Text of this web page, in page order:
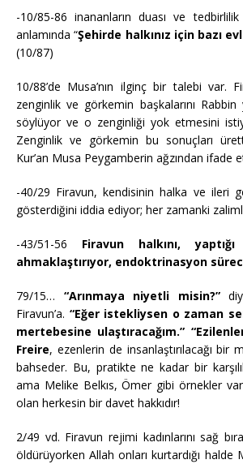
-10/85-86 inananların duası ve
anlamında “Şehirde halkınız için bazı
(10/87)
10/88’de Musa’nın ilginç bir talebi var.
zenginlik ve görkemin başkalarını
söylüyor ve o zenginliği yok etmesini
Zenginlik ve görkemin bu sonuçları
Kur’an Musa Peygamberin ağzından ifade
-40/29 Firavun, kendisinin halka ve ileri
gösterdiğini iddia ediyor; her zamanki
-43/51-56 Firavun halkını,
ahmaklaştırıyor, endoktrinasyon
79/15… “Arınmaya niyetli misin?”
Firavun’a. “Eğer istekliysen o zaman
mertebesine ulaştıracağım.”
Freire, ezenlerin de insanlaştırılacağı bir
bahseder. Bu, pratikte ne kadar bir
ama Melike Belkıs, Ömer gibi örnekler
olan herkesin bir davet hakkıdır!
2/49 vd. Firavun rejimi kadınlarını sağ
öldürüyorken Allah onları kurtardığı halde